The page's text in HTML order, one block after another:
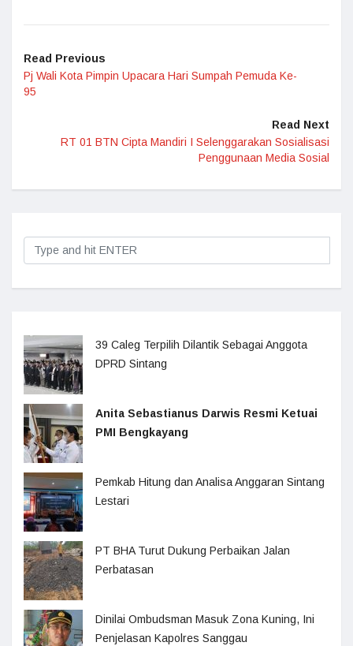
Read Previous
Pj Wali Kota Pimpin Upacara Hari Sumpah Pemuda Ke-
95
Read Next
RT 01 BTN Cipta Mandiri I Selenggarakan Sosialisasi
Penggunaan Media Sosial
39 Caleg Terpilih Dilantik Sebagai Anggota
DPRD Sintang
Anita Sebastianus Darwis Resmi Ketuai
PMI Bengkayang
Pemkab Hitung dan Analisa Anggaran Sintang
Lestari
PT BHA Turut Dukung Perbaikan Jalan
Perbatasan
Dinilai Ombudsman Masuk Zona Kuning, Ini
Penjelasan Kapolres Sanggau